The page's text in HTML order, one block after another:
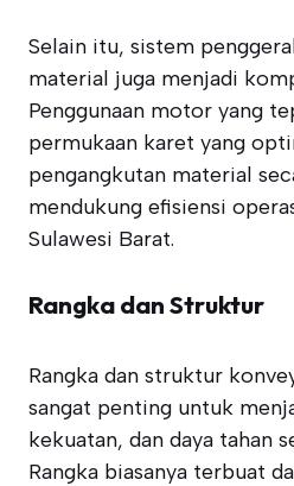
Selain itu, sistem
material juga menjadi
Penggunaan motor yang
permukaan karet yang
pengangkutan material
mendukung efisiensi
Sulawesi Barat.
Rangka dan Struktur
Rangka dan struktur
sangat penting untuk
kekuatan, dan daya tahan
Rangka biasanya terbuat